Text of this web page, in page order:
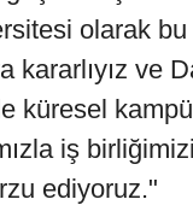
olarak
kararlıyız ve
küresel
iş
ediyoruz."